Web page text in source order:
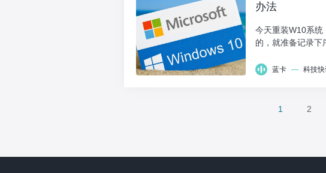
办法
今天重装W10系统
的，就准备记录下
蓝卡 — 科技
1 2